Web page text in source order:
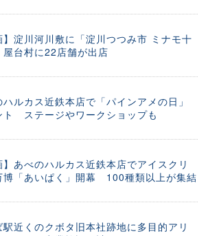
】淀川河川敷に「淀川つつみ市 ミナモ十
台村に22店舗が出店
ハルカス近鉄本店で「パインアメの日」
ト ステージやワークショップも
】あべのハルカス近鉄本店でアイスクリ
博「あいぱく」開幕 100種類以上が集結
駅近くのクボタ旧本社跡地に多目的アリ